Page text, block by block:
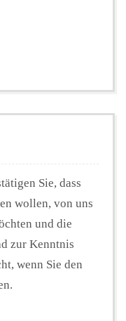
Sie, dass
wollen, von uns
und die
zur Kenntnis
wenn Sie den